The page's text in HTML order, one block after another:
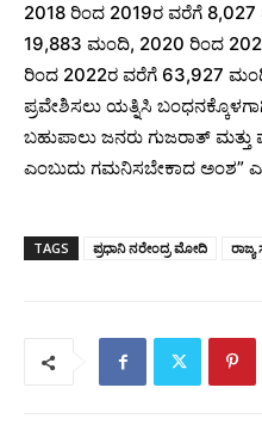
2018 ರಿಂದ 2019ರ ವರೆಗೆ
19,883 ಮಂದಿ, 2020 ರಿಂದ
ರಿಂದ 2022ರ ವರೆಗೆ 63,927
ಪ್ರವೇಶಿಸಲು ಯತ್ನಿಸಿ
ಬಹುಪಾಲು ಜನರು ಗುಜರಾತ್
ಎಂಬುದು ಗಮನಿಸಬೇಕಾದ ಅಂಶ”
TAGS ಪ್ರಧಾನಿ ನರೇಂದ್ರ ಮೋದಿ ರಾಜ್ಯ